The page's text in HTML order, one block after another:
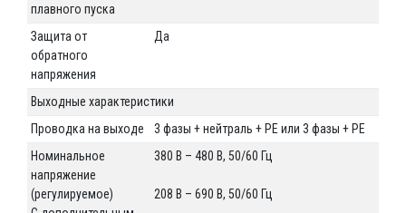
плавного пуска
Защита от
обратного
напряжения
Да
Выходные характеристики
Проводка на выходе
3 фазы + нейтраль + РЕ или 3 фазы + РЕ
Номинальное
напряжение
(регулируемое)
380 В – 480 В, 50/60 Гц
208 В – 690 В, 50/60 Гц